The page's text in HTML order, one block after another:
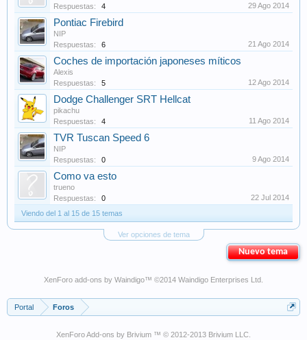
Respuestas:
4 29 Ago 2014
Pontiac Firebird
NIP
Respuestas:
6 21 Ago 2014
Coches de importación japoneses míticos
Alexis
Respuestas:
5 12 Ago 2014
Dodge Challenger SRT Hellcat
pikachu
Respuestas:
4 11 Ago 2014
TVR Tuscan Speed 6
NIP
Respuestas:
0 9 Ago 2014
Como va esto
trueno
Respuestas:
0
22 Jul 2014
Viendo del 1 al 15 de 15 temas
Ver opciones de tema
Nuevo tema
XenForo add-ons by Waindigo™ ©2014 Waindigo Enterprises Ltd
Portal Foros
XenForo Add-ons by Brivium ™ © 2012-2013 Brivium LLC.